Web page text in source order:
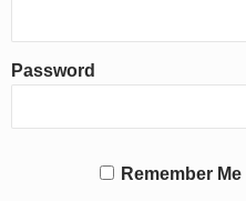
Password
Remember Me